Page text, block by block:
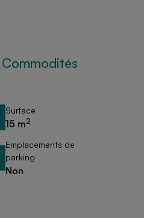
Surface
15 m2
Emplacements de
parking
Non